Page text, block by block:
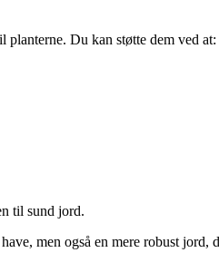
Du kan støtte dem ved at:
til sund jord.
men også en mere robust jord,